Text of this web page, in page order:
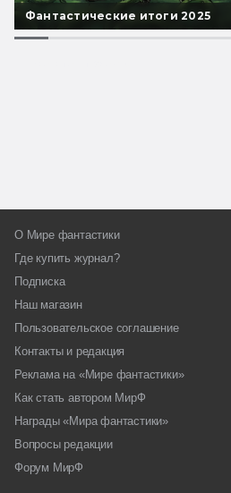
Фантастические итоги 2025
О Мире фантастики
Где купить журнал?
Подписка
Наш магазин
Пользовательское соглашение
Контакты и редакция
Реклама на «Мире фантастики»
Как стать автором МирФ
Награды «Мира фантастики»
Вопросы редакции
Форум МирФ